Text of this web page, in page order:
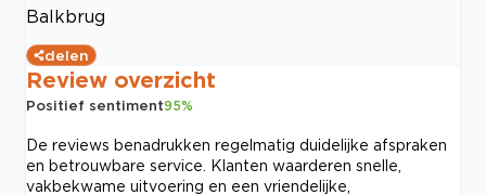
Balkbrug
delen
Review overzicht
Positief sentiment95%
De reviews benadrukken regelmatig duidelijke afspraken
en betrouwbare service. Klanten waarderen snelle,
vakbekwame uitvoering en een vriendelijke,